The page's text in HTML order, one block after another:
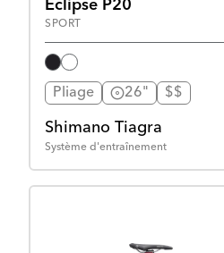
Eclipse P20
SPORT
Pliage 26" $$
Shimano Tiagra
Système d'entraînement